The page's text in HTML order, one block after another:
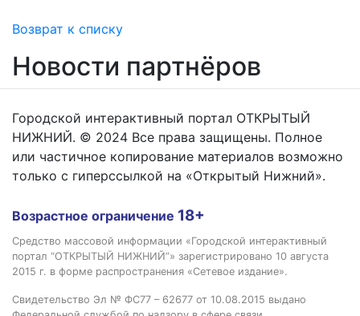
Возврат к списку
Новости партнёров
Городской интерактивный портал ОТКРЫТЫЙ
НИЖНИЙ. © 2024 Все права защищены. Полное
или частичное копирование материалов возможно
только с гиперссылкой на «Открытый Нижний».
Возрастное ограничение 18+
Средство массовой информации «Городской интерактивный
портал “ОТКРЫТЫЙ НИЖНИЙ”» зарегистрировано 10 августа
2015 г. в форме распространения «Сетевое издание».
Свидетельство Эл № ФС77 – 62677 от 10.08.2015 выдано